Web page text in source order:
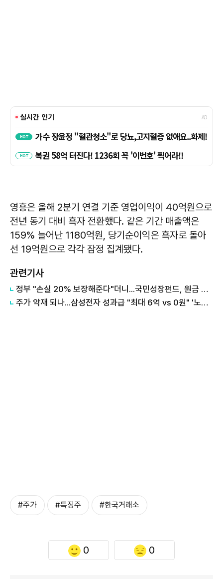
영흥은 올해 2분기 연결 기준 영업이익이 40억원으로
전년 동기 대비 흑자 전환했다. 같은 기간 매출액은
159% 늘어난 1180억원, 당기순이익은 흑자로 돌아
선 19억원으로 각각 잠정 집계됐다.
관련기사
정부 "손실 20% 보장해준다"더니...국민성장펀드, 원금 손실 시작됐다
주가 악재 되나...삼성전자 성과급 "최대 6억 vs 0원" '노노갈등' 터진 이유
#주가 #특징주 #한국거래소
0 0